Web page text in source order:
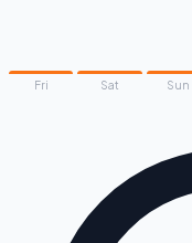
Fri Sat Sun